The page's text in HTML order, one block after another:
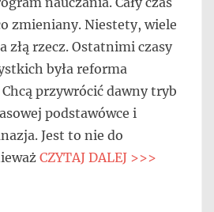
zmieniany. Niestety, wiele
złą rzecz. Ostatnimi czasy
była reforma
przywrócić dawny tryb
podstawówce i
Jest to nie do
CZYTAJ DALEJ >>>